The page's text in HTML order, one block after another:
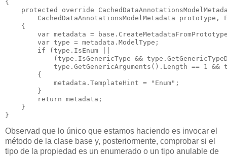
{
protected override
CachedDataAnnotationsModelMetadata prototype,
    {
var metadata =
        var type = metadata.ModelType;
        if (type.IsEnum ||
(type.IsGenericType &&
type.GetGenericArguments().Length == 1 &&
        {
            metadata.TemplateHint = "Enum";
        }
        return metadata;
    }
}
Observad que lo único que estamos haciendo es invocar el
método de la clase base y, posteriormente, comprobar si el
tipo de la propiedad es un enumerado o un tipo anulable de